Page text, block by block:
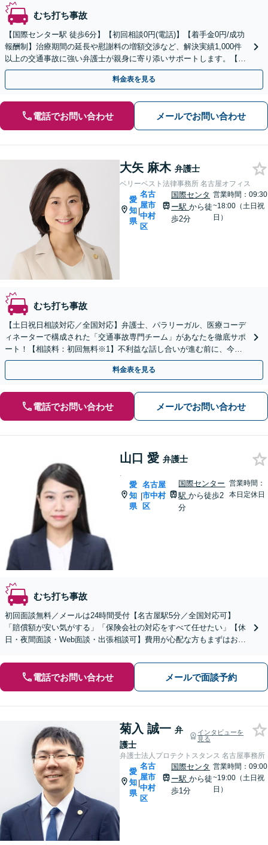
むち打ち事故
【国際センター駅 徒歩6分】【初回相談0円(電話)】【着手金0円/成功
報酬制】治療期間の延長や慰謝料の増額交渉など、解決実績1,000件
以上の交通事故に強い弁護士が親身に寄り添いサポートします。【電
話相談でご契約まで対応可/来所不要】
料金表を見る
電話でお問い合わせ メールでお問い合わせ
大矢 麻木 弁護士
ベリーベスト法律事務所 名古屋オフィス
愛
知
県
|
名古
屋市
中村
区
国際センタ
ー駅から徒
歩2分
営業時間：09:30
~18:00（土日祝
日）
むち打ち事故
【土日祝日相談対応／全国対応】弁護士、パラリーガル、医療コーデ
ィネーターで構成された「交通事故専門チーム」があなたを徹底サポ
ート！【相談料：初回無料※1】不利益な話し合いが進む前に、今す
ぐ相談！
料金表を見る
電話でお問い合わせ メールでお問い合わせ
山口 愛 弁護士
.
愛
知
県
|
名古屋
市中村
区
国際センター
駅から徒歩2
分
営業時間：
本日定休日
むち打ち事故
初回面談無料／メールは24時間受付【名古屋駅5分／全国対応可】
「賠償額が安い気がする」「保険会社の対応をすべて任せたい」【休
日・夜間面談・Web面談・出張相談可】費用が心配な方もまずはお電
電話でお問い合わせ メールで面談予約
菊入 誠一 弁
護士
インタビューを
見る
弁護士法人プロテクトスタンス 名古屋事務所
愛
知
県
|
名古
屋市
中村
区
国際センタ
ー駅から徒
歩1分
営業時間：09:00
~19:00（土日祝
日）